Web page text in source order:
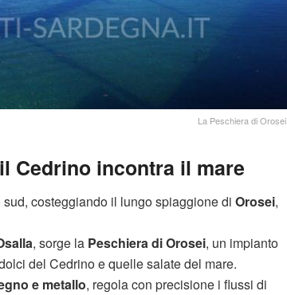
La Peschiera di Orosei
Cedrino incontra il mare
sud, costeggiando il lungo spiaggione di Orosei,
, sorge la Peschiera di Orosei, un impianto
del Cedrino e quelle salate del mare.
e metallo, regola con precisione i flussi di